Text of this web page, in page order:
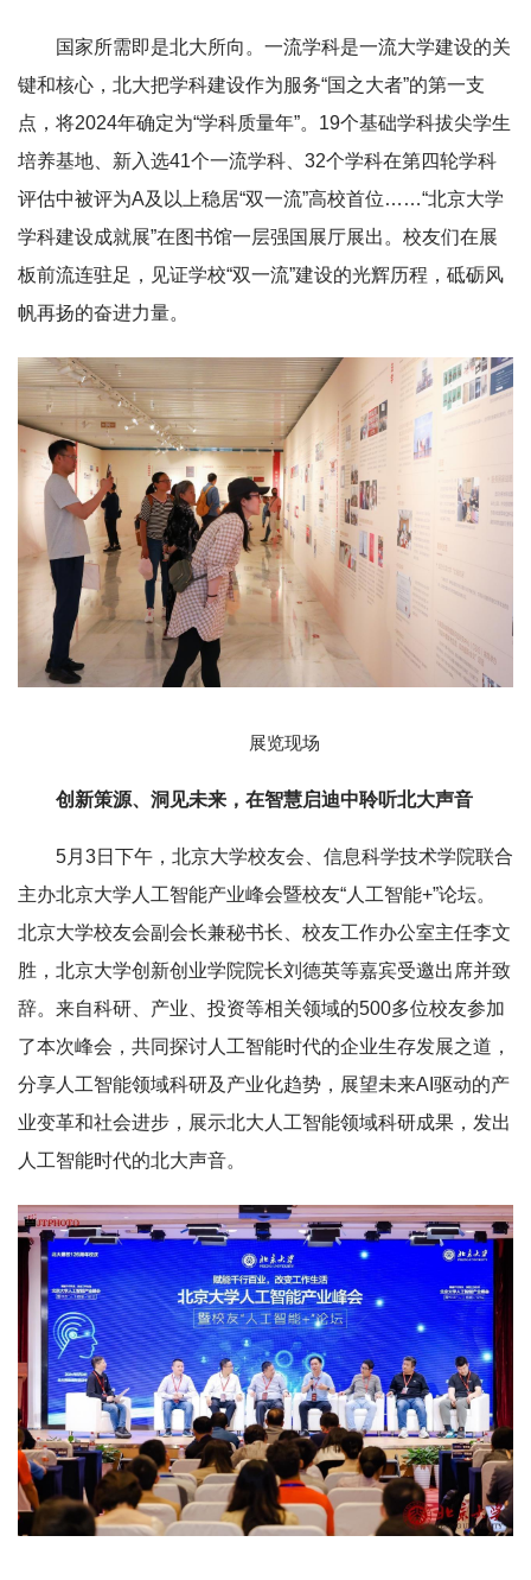
国家所需即是北大所向。一流学科是一流大学建设的关
键和核心，北大把学科建设作为服务“国之大者”的第一支
点，将2024年确定为“学科质量年”。19个基础学科拔尖学生
培养基地、新入选41个一流学科、32个学科在第四轮学科
评估中被评为A及以上稳居“双一流”高校首位……“北京大学
学科建设成就展”在图书馆一层强国展厅展出。校友们在展
板前流连驻足，见证学校“双一流”建设的光辉历程，砥砺风
帆再扬的奋进力量。
展览现场
创新策源、洞见未来，在智慧启迪中聆听北大声音
5月3日下午，北京大学校友会、信息科学技术学院联合
主办北京大学人工智能产业峰会暨校友“人工智能+”论坛。
北京大学校友会副会长兼秘书长、校友工作办公室主任李文
胜，北京大学创新创业学院院长刘德英等嘉宾受邀出席并致
辞。来自科研、产业、投资等相关领域的500多位校友参加
了本次峰会，共同探讨人工智能时代的企业生存发展之道，
分享人工智能领域科研及产业化趋势，展望未来AI驱动的产
业变革和社会进步，展示北大人工智能领域科研成果，发出
人工智能时代的北大声音。